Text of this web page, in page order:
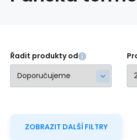
Řadit produkty od
ZOBRAZIT DALŠÍ FILTRY